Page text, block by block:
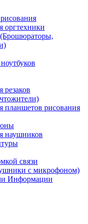
оргтехники
резаков
планшетов рисования
наушников
связи
с микрофоном)
Информации